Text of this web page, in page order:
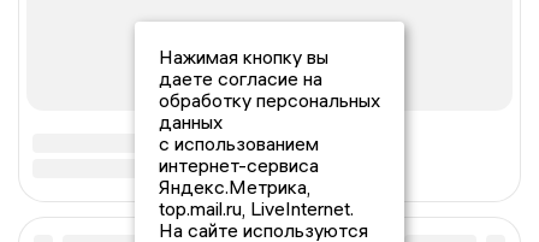
Нажимая кнопку вы
даете согласие на
обработку персональных
данных
с использованием
интернет-сервиса
Яндекс.Метрика,
top.mail.ru, LiveInternet.
На сайте используются